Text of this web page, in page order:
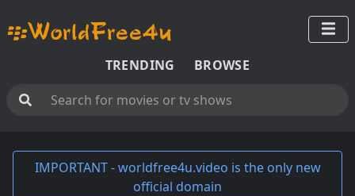
TRENDING BROWSE
IMPORTANT - worldfree4u.video is the only new
official domain